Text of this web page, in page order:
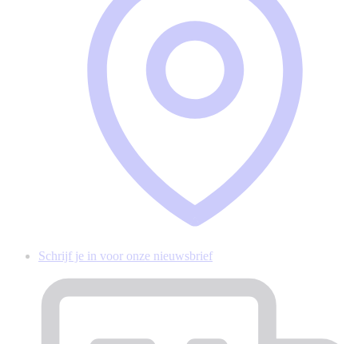
Schrijf je in voor onze nieuwsbrief